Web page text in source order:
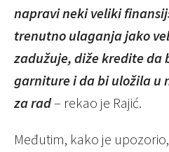
napravi neki veliki
trenutno ulaganja jako
zadužuje, diže kredite da
garniture i da bi uložila u
za rad– rekao je Rajić.
Međutim, kako je